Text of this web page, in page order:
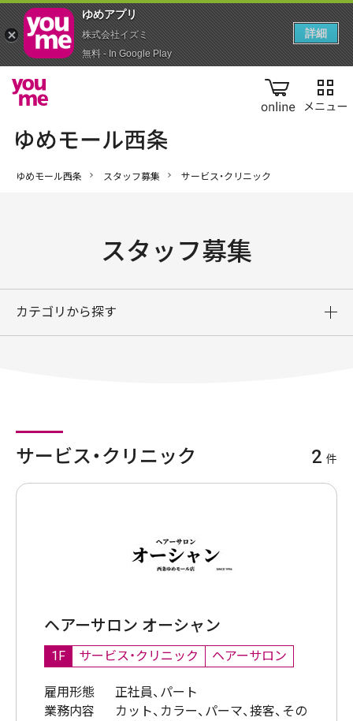
online
ゆめモール西条 スタッフ募集 サービス・クリニック
スタッフ募集
カテゴリから探す
サービス・クリニック 2 件
ヘアーサロン オーシャン
1F サービス・クリニック ヘアーサロン
雇用形態
正社員、パート
業務内容
カット、カラー、パーマ、接客、その
ゆめアプ‪リ‬
株式会社イズミ
無料 - In Google Play
詳細